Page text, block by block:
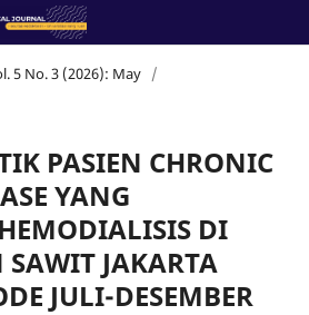
5 No. 3 (2026): May /
PASIEN CHRONIC
YANG
DI
SAWIT JAKARTA
JULI-DESEMBER